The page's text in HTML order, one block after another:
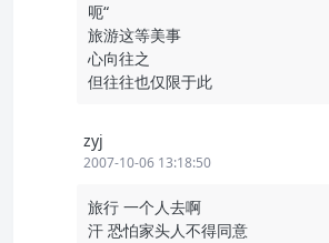
呃“
旅游这等美事
心向往之
但往往也仅限于此
zyj
2007-10-06 13:18:50
旅行 一个人去啊
汗 恐怕家头人不得同意